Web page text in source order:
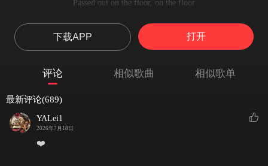
Passed out on the floor, on the floor
Double cup, you know I'm pulling up, I need some more
双杯，你知道我会出现，我需要更多
I don't really care no more
我真的不再在乎了
I was in the spot with my people
I took so many drugs, she say I do that a lot
I was in the club, turn it up, tone it up a notch
下载APP 打开
评论 相似歌曲 相似歌单
最新评论(689)
YALei1
2026年7月18日
❤️